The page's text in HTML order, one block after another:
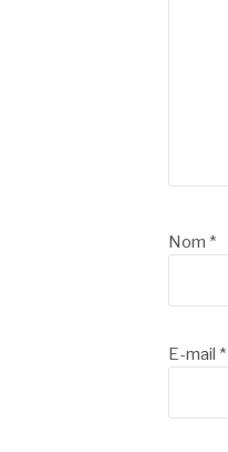
Nom *
E-mail *